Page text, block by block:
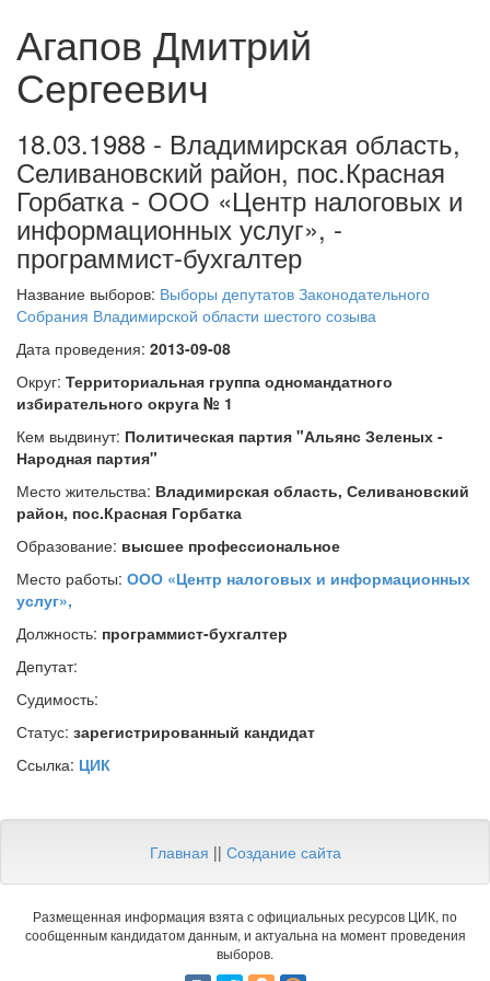
Агапов Дмитрий
Сергеевич
18.03.1988 - Владимирская область,
Селивановский район, пос.Красная
Горбатка - ООО «Центр налоговых и
информационных услуг», -
программист-бухгалтер
Название выборов: Выборы депутатов Законодательного
Собрания Владимирской области шестого созыва
Дата проведения: 2013-09-08
Округ: Территориальная группа одномандатного
избирательного округа № 1
Кем выдвинут: Политическая партия "Альянс Зеленых -
Народная партия"
Место жительства: Владимирская область, Селивановский
район, пос.Красная Горбатка
Образование: высшее профессиональное
Место работы: ООО «Центр налоговых и информационных
услуг»,
Должность: программист-бухгалтер
Депутат:
Судимость:
Статус: зарегистрированный кандидат
Ссылка: ЦИК
Главная || Создание сайта
Размещенная информация взята с официальных ресурсов ЦИК, по
сообщенным кандидатом данным, и актуальна на момент проведения
выборов.